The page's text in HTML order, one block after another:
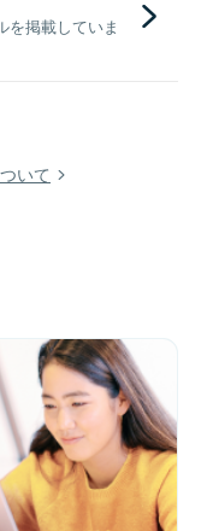
を掲載していま
いて